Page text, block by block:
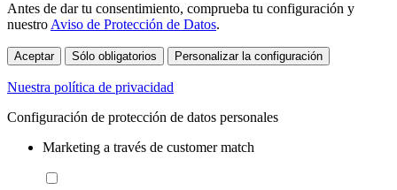
Antes de dar tu consentimiento, comprueba tu configuración y
nuestro Aviso de Protección de Datos.
Aceptar Sólo obligatorios Personalizar la configuración
Nuestra política de privacidad
Configuración de protección de datos personales
Marketing a través de customer match